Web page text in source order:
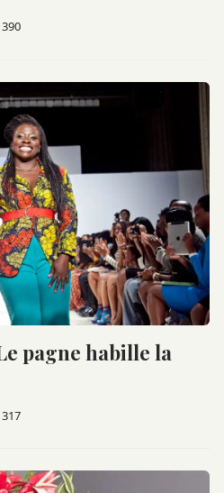
390
pagne habille la
317